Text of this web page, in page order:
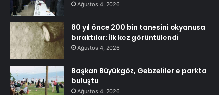
Ağustos 4, 2026
80 yıl önce 200 bin tanesini okyanusa
bıraktılar: İlk kez görüntülendi
Ağustos 4, 2026
Başkan Büyükgöz, Gebzelilerle parkta
buluştu
Ağustos 4, 2026